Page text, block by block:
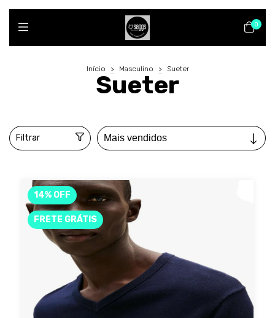
0
Início > Masculino > Sueter
Sueter
Filtrar
14% OFF
FRETE GRÁTIS